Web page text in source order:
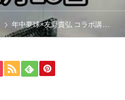
年中夢球×友野貴弘 コラボ講演会 in 横浜 2022/12/18